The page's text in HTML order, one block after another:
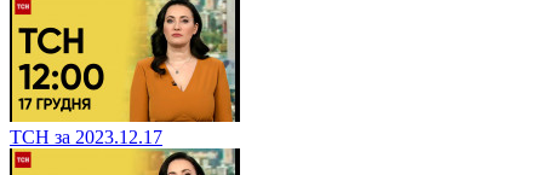
ТСН за 2023.12.17